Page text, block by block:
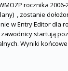
rocznika 2006-
, zostanie
w Entry Editor dla
startują
Wyniki